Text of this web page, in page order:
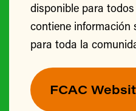
disponible para
contiene información
para toda la
FCAC